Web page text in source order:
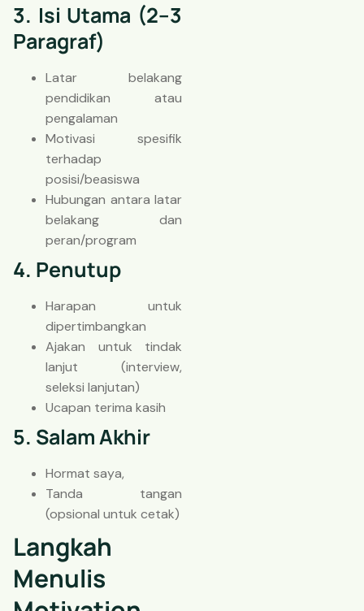
3. Isi Utama (2–3
Paragraf)
Latar belakang
pendidikan atau
pengalaman
Motivasi spesifik
terhadap
posisi/beasiswa
Hubungan antara latar
belakang dan
peran/program
4. Penutup
Harapan untuk
dipertimbangkan
Ajakan untuk tindak
lanjut (interview,
seleksi lanjutan)
Ucapan terima kasih
5. Salam Akhir
Hormat saya,
Tanda tangan
(opsional untuk cetak)
Langkah
Menulis